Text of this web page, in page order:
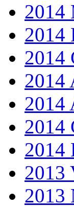
2014
2014
2014
2014
2014
2014
2014
2013
2013